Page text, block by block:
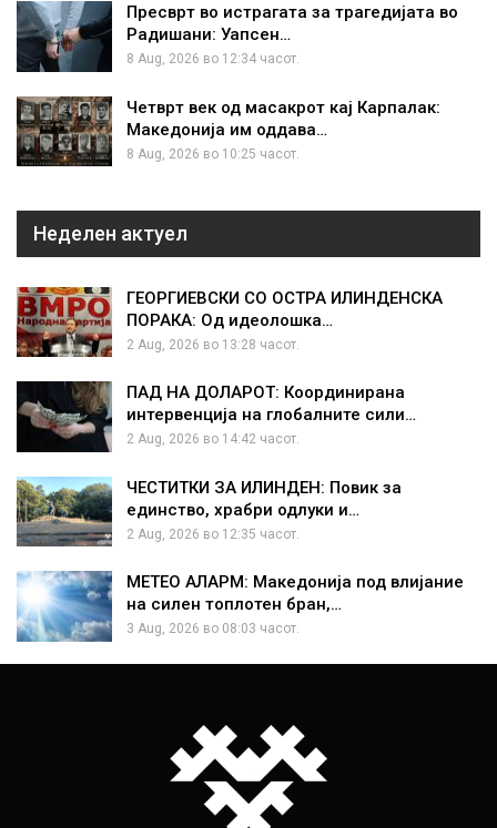
Пресврт во истрагата за трагедијата во
Радишани: Уапсен…
8 Aug, 2026 во 12:34 часот.
Четврт век од масакрот кај Карпалак:
Македонија им оддава…
8 Aug, 2026 во 10:25 часот.
Неделен актуел
ГЕОРГИЕВСКИ СО ОСТРА ИЛИНДЕНСКА
ПОРАКА: Од идеолошка…
2 Aug, 2026 во 13:28 часот.
ПАД НА ДОЛАРОТ: Координирана
интервенција на глобалните сили…
2 Aug, 2026 во 14:42 часот.
ЧЕСТИТКИ ЗА ИЛИНДЕН: Повик за
единство, храбри одлуки и…
2 Aug, 2026 во 12:35 часот.
МЕТЕО АЛАРМ: Македонија под влијание
на силен топлотен бран,…
3 Aug, 2026 во 08:03 часот.